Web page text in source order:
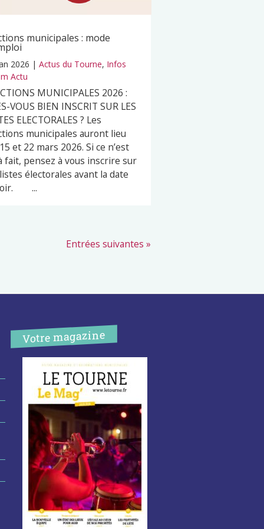
municipales : mode
2026 |Actus du Tourne, Infos
Actu
MUNICIPALES 2026 :
VOUS BIEN INSCRIT SUR LES
ELECTORALES ? Les
municipales auront lieu
et 22 mars 2026. Si ce n’est
fait, pensez à vous inscrire sur
électorales avant la date
...
Entrées suivantes »
Votre magazine